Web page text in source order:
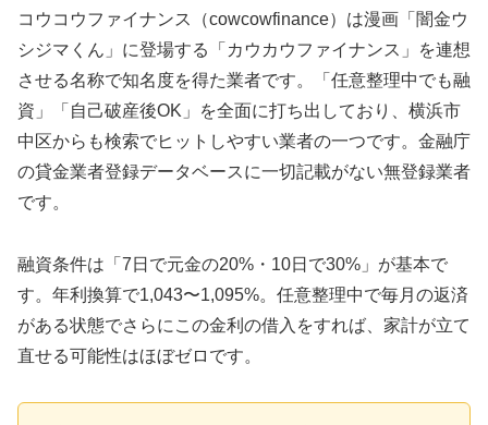
コウコウファイナンス（cowcowfinance）は漫画「闇金ウ
シジマくん」に登場する「カウカウファイナンス」を連想
させる名称で知名度を得た業者です。「任意整理中でも融
資」「自己破産後OK」を全面に打ち出しており、横浜市
中区からも検索でヒットしやすい業者の一つです。金融庁
の貸金業者登録データベースに一切記載がない無登録業者
です。
融資条件は「7日で元金の20%・10日で30%」が基本で
す。年利換算で1,043〜1,095%。任意整理中で毎月の返済
がある状態でさらにこの金利の借入をすれば、家計が立て
直せる可能性はほぼゼロです。